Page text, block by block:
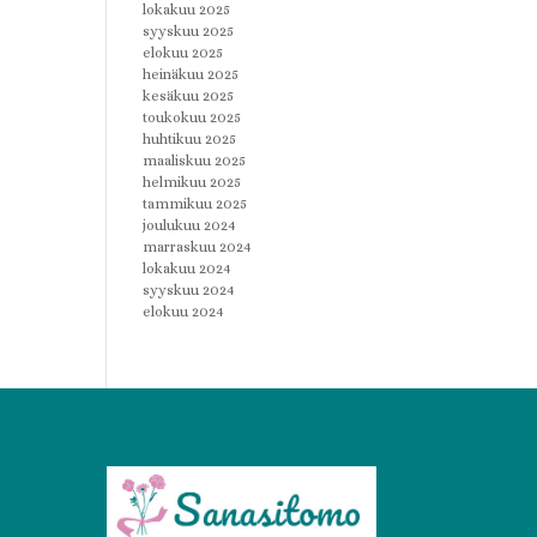
lokakuu 2025
syyskuu 2025
elokuu 2025
heinäkuu 2025
kesäkuu 2025
toukokuu 2025
huhtikuu 2025
maaliskuu 2025
helmikuu 2025
tammikuu 2025
joulukuu 2024
marraskuu 2024
lokakuu 2024
syyskuu 2024
elokuu 2024